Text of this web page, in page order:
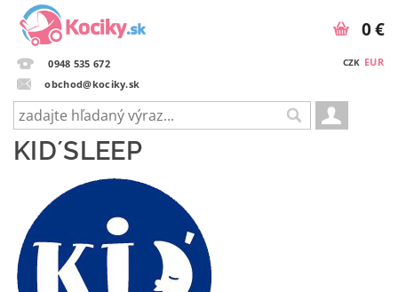
0948 535 672
obchod@kociky.sk
CZK EUR
0 €
KID´SLEEP